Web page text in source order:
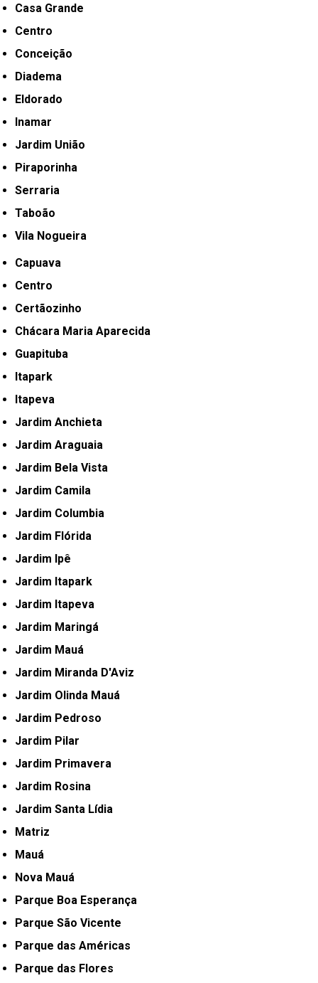
Casa Grande
Centro
Conceição
Diadema
Eldorado
Inamar
Jardim União
Piraporinha
Serraria
Taboão
Vila Nogueira
Capuava
Centro
Certãozinho
Chácara Maria Aparecida
Guapituba
Itapark
Itapeva
Jardim Anchieta
Jardim Araguaia
Jardim Bela Vista
Jardim Camila
Jardim Columbia
Jardim Flórida
Jardim Ipê
Jardim Itapark
Jardim Itapeva
Jardim Maringá
Jardim Mauá
Jardim Miranda D'Aviz
Jardim Olinda Mauá
Jardim Pedroso
Jardim Pilar
Jardim Primavera
Jardim Rosina
Jardim Santa Lídia
Matriz
Mauá
Nova Mauá
Parque Boa Esperança
Parque São Vicente
Parque das Américas
Parque das Flores